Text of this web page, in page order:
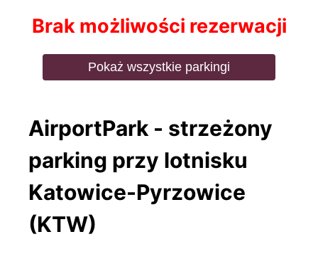
Brak możliwości rezerwacji
Pokaż wszystkie parkingi
AirportPark - strzeżony
parking przy lotnisku
Katowice-Pyrzowice
(KTW)